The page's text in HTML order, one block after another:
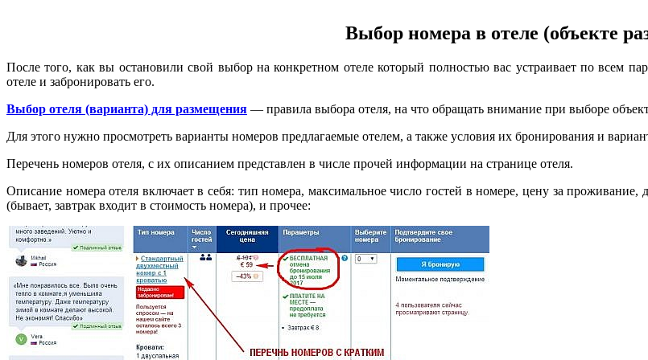
Выбор номера в отеле (объекте
После того, как вы остановили свой выбор на конкретном отеле который полностью вас устраивает по всем
отеле и забронировать его.
Выбор отеля (варианта) для размещения — правила выбора отеля, на что обращать внимание при выборе
Для этого нужно просмотреть варианты номеров предлагаемые отелем, а также условия их бронирования и
Перечень номеров отеля, с их описанием представлен в числе прочей информации на странице отеля.
Описание номера отеля включает в себя: тип номера, максимальное число гостей в номере, цену за
(бывает, завтрак входит в стоимость номера), и прочее: